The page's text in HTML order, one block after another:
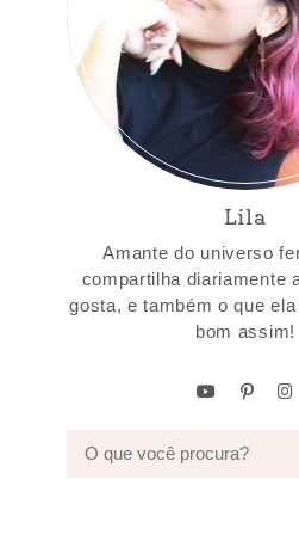
Lila
Amante do universo
compartilha diariamente
gosta, e também o que
bom assim!